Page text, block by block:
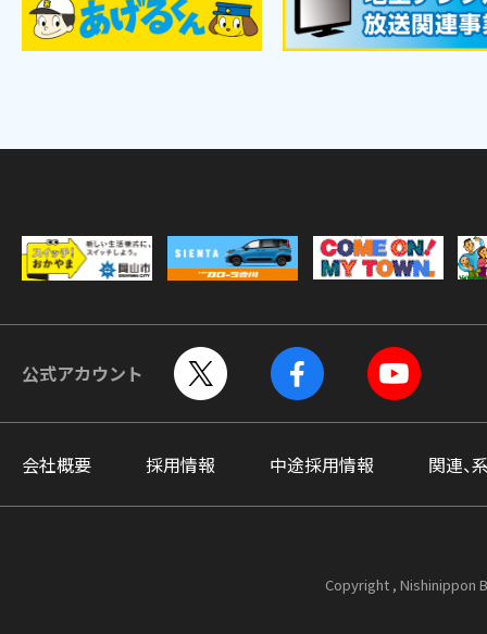
公式アカウント
会社概要 採用情報 中途採用情報 関連、
Copyright , Nishinippon